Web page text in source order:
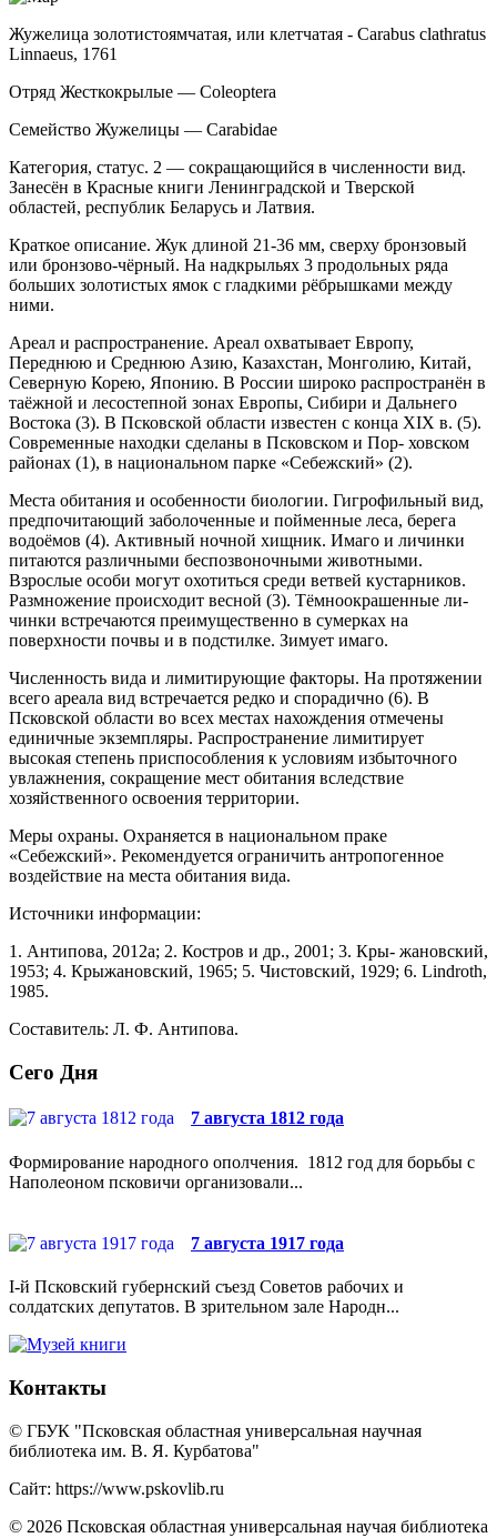
Жужелица золотистоямчатая, или клетчатая - Carabus clathratus
Linnaeus, 1761
Отряд Жесткокрылые — Coleoptera
Семейство Жужелицы — Carabidae
Категория, статус. 2 — сокращающийся в чис­ленности вид.
Занесён в Красные книги Ленинград­ской и Тверской
областей, республик Беларусь и Лат­вия.
Краткое описание. Жук длиной 21-36 мм, сверху бронзовый
или бронзово-чёрный. На надкры­льях 3 продольных ряда
больших золотистых ямок с гладкими рёбрышками между
ними.
Ареал и распространение. Ареал охватыва­ет Европу,
Переднюю и Среднюю Азию, Казахстан, Монголию, Китай,
Северную Корею, Японию. В Рос­сии широко распространён в
таёжной и лесостеп­ной зонах Европы, Сибири и Дальнего
Востока (3). В Псковской области известен с конца XIX в. (5).
Современные находки сделаны в Псковском и Пор- ховском
районах (1), в национальном парке «Себеж­ский» (2).
Места обитания и особенности биологии. Ги­грофильный вид,
предпочитающий заболоченные и пойменные леса, берега
водоёмов (4). Активный ноч­ной хищник. Имаго и личинки
питаются различны­ми беспозвоночными животными.
Взрослые особи могут охотиться среди ветвей кустарников.
Размно­жение происходит весной (3). Тёмноокрашенные ли­
чинки встречаются преимущественно в сумерках на
поверхности почвы и в подстилке. Зимует имаго.
Численность вида и лимитирующие фак­торы. На протяжении
всего ареала вид встречается редко и спорадично (6). В
Псковской области во всех местах нахождения отмечены
единичные экземпля­ры. Распространение лимитирует
высокая степень приспособления к условиям избыточного
увлажне­ния, сокращение мест обитания вследствие
хозяйственного освоения территории.
Меры охраны. Охраняется в национальном праке
«Себежский». Рекомендуется ограничить ан­тропогенное
воздействие на места обитания вида.
Источники информации:
1. Антипова, 2012а; 2. Костров и др., 2001; 3. Кры- жановский,
1953; 4. Крыжановский, 1965; 5. Чистовский, 1929; 6. Lindroth,
1985.
Составитель: Л. Ф. Антипова.
Сего Дня
7 августа 1812 года
Формирование народного ополчения. 1812 год для борьбы с
Наполеоном псковичи организовали...
7 августа 1917 года
I-й Псковский губернский съезд Советов рабочих и
солдатских депутатов. В зрительном зале Народн...
Контакты
© ГБУК "Псковская областная универсальная научная
библиотека им. В. Я. Курбатова"
Сайт: https://www.pskovlib.ru
© 2026 Псковская областная универсальная научая библиотека